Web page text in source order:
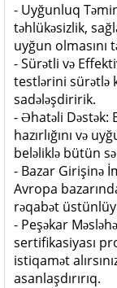
- Uyğunluq
təhlükəsizlik,
uyğun olmasını
- Sürətli və
testlərini sürətlə
sadələşdiririk.
- Əhatəli Dəstək:
hazırlığını və
beləliklə bütün
- Bazar Girişinə
Avropa
rəqabət
- Peşəkar
sertifikasiyası
istiqamət
asanlaşdırırıq.